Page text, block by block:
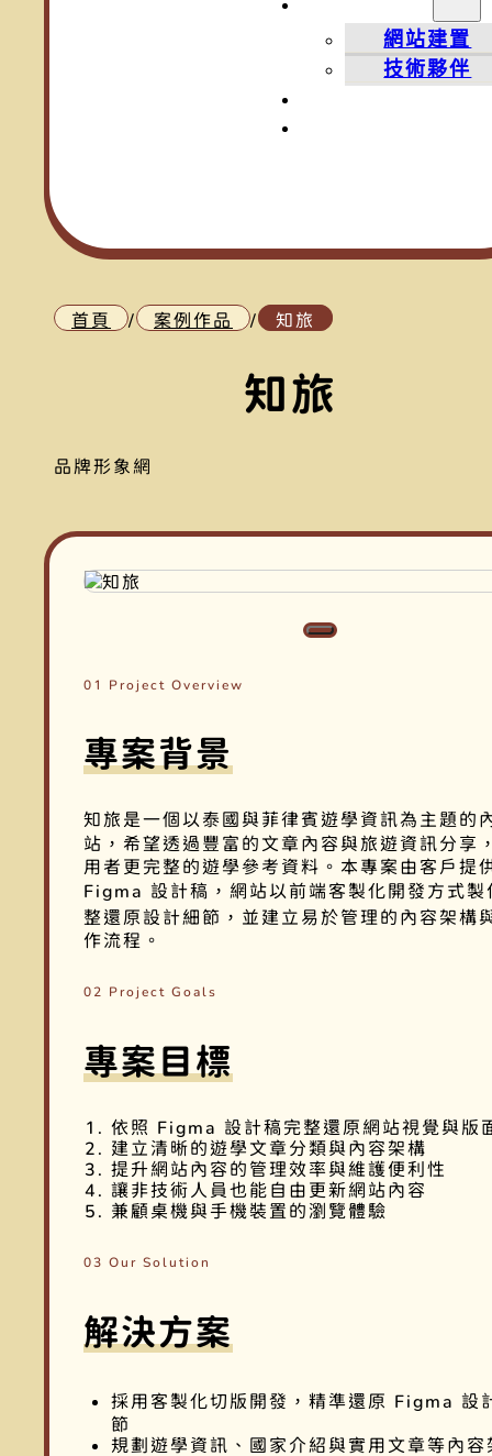
網站建置
技術夥伴
首頁 / 案例作品 / 知旅
知旅
品牌形象網
01 Project Overview
專案背景
知旅是一個以泰國與菲律賓遊學資訊為主題的
站，希望透過豐富的文章內容與旅遊資訊分享
用者更完整的遊學參考資料。本專案由客戶提
Figma 設計稿，網站以前端客製化開發方式製
整還原設計細節，並建立易於管理的內容架構
作流程。
02 Project Goals
專案目標
依照 Figma 設計稿完整還原網站視覺與版
建立清晰的遊學文章分類與內容架構
提升網站內容的管理效率與維護便利性
讓非技術人員也能自由更新網站內容
兼顧桌機與手機裝置的瀏覽體驗
03 Our Solution
解決方案
採用客製化切版開發，精準還原 Figma 設
節
規劃遊學資訊、國家介紹與實用文章等內容